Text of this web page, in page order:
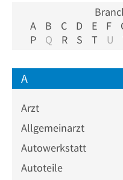
A
B C D E F
P
Q R S T U
A
Arzt
Allgemeinarzt
Autowerkstatt
Autoteile